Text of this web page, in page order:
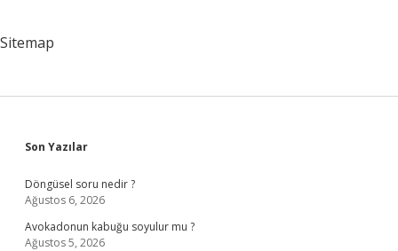
Sitemap
Sidebar
Son Yazılar
Döngüsel soru nedir ?
Ağustos 6, 2026
Avokadonun kabuğu soyulur mu ?
Ağustos 5, 2026